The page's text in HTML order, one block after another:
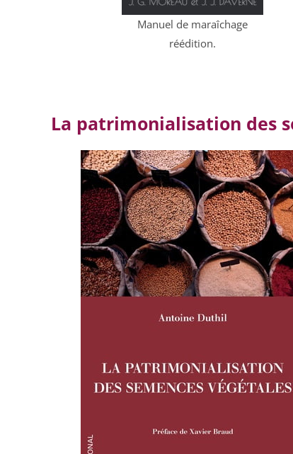
Manuel de maraîchage
réédition.
La patrimonialisation des